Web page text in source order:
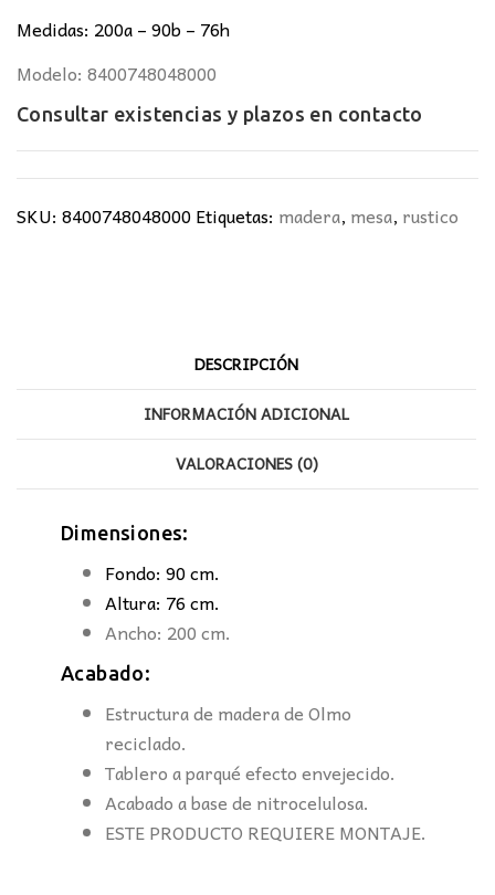
Medidas: 200a – 90b – 76h
Modelo: 8400748048000
Consultar existencias y plazos en contacto
SKU: 8400748048000Etiquetas: madera, mesa, rustico
DESCRIPCIÓN
INFORMACIÓN ADICIONAL
VALORACIONES (0)
Dimensiones:
Fondo: 90 cm.
Altura: 76 cm.
Ancho: 200 cm.
Acabado:
Estructura de madera de Olmo
reciclado.
Tablero a parqué efecto envejecido.
Acabado a base de nitrocelulosa.
ESTE PRODUCTO REQUIERE MONTAJE.